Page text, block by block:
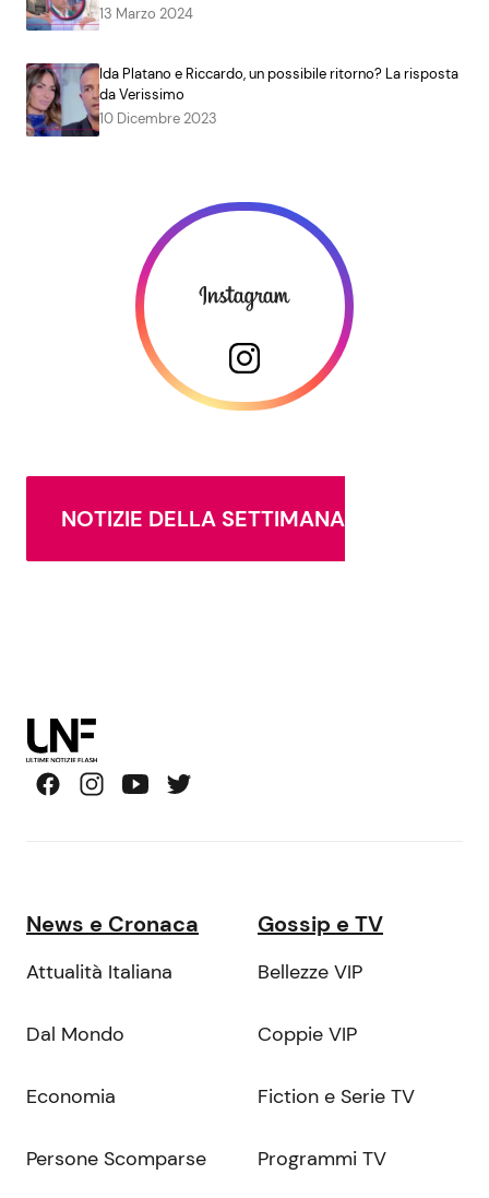
13 Marzo 2024
Ida Platano e Riccardo, un possibile ritorno? La risposta
da Verissimo
10 Dicembre 2023
NOTIZIE DELLA SETTIMANA
News e Cronaca
Attualità Italiana
Dal Mondo
Economia
Persone Scomparse
Gossip e TV
Bellezze VIP
Coppie VIP
Fiction e Serie TV
Programmi TV